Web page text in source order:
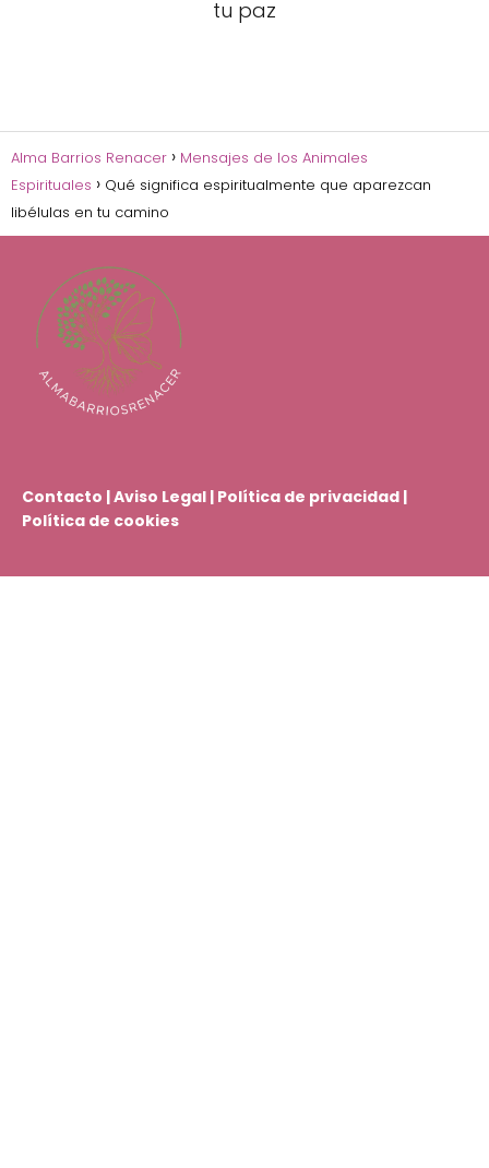
tu paz
Alma Barrios Renacer
Mensajes de los Animales
Espirituales
Qué significa espiritualmente que aparezcan
libélulas en tu camino
Contacto |Aviso Legal | Política de privacidad |
Política de cookies